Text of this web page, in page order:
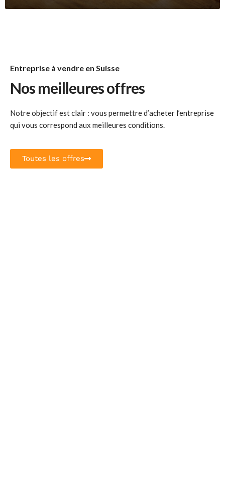
Entreprise à vendre en Suisse
Nos meilleures offres
Notre objectif est clair : vous permettre d’acheter l’entreprise
qui vous correspond aux meilleures conditions.
Toutes les offres